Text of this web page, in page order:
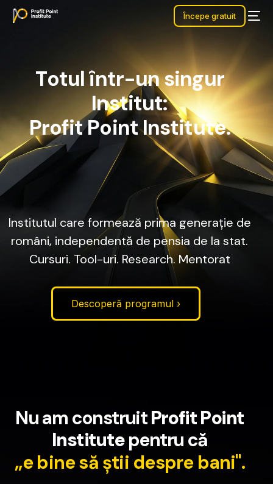
Începe gratuit
Totulîntr-unsingur
Institut:
ProfitPointInstitute.
Institutul care formează prima generație de
români, independentă de pensia de la stat.
Cursuri. Tool-uri. Research. Mentorat
Descoperă programul ›
Nuam construitProfitPoint
Institutepentru că
„e binesă știi despre bani".